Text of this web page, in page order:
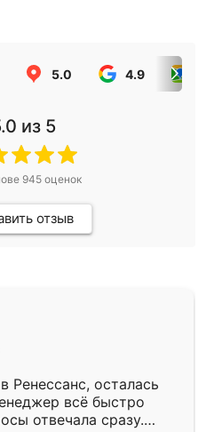
5.0 4.9
из 5
945оценок
отзыв
Ренессанс, осталась
всё быстро
отвечала сразу.